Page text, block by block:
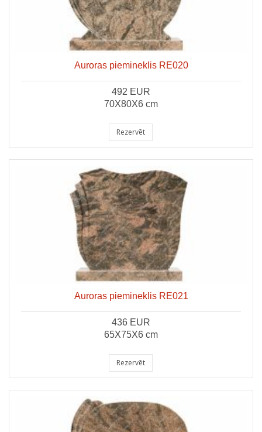
Auroras piemineklis RE020
492 EUR
70X80X6 cm
Rezervēt
Auroras piemineklis RE021
436 EUR
65X75X6 cm
Rezervēt